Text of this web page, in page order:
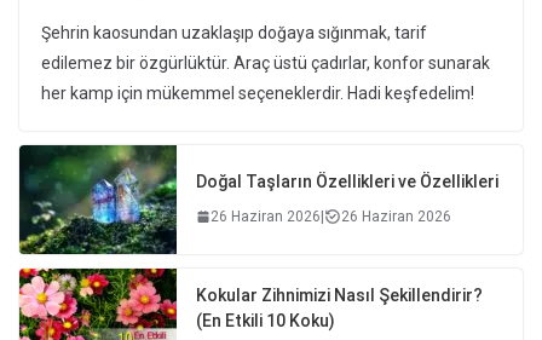
Şehrin kaosundan uzaklaşıp doğaya sığınmak, tarif
edilemez bir özgürlüktür. Araç üstü çadırlar, konfor sunarak
her kamp için mükemmel seçeneklerdir. Hadi keşfedelim!
Doğal Taşların Özellikleri ve Özellikleri
26 Haziran 2026| 26 Haziran 2026
Kokular Zihnimizi Nasıl Şekillendirir?
(En Etkili 10 Koku)